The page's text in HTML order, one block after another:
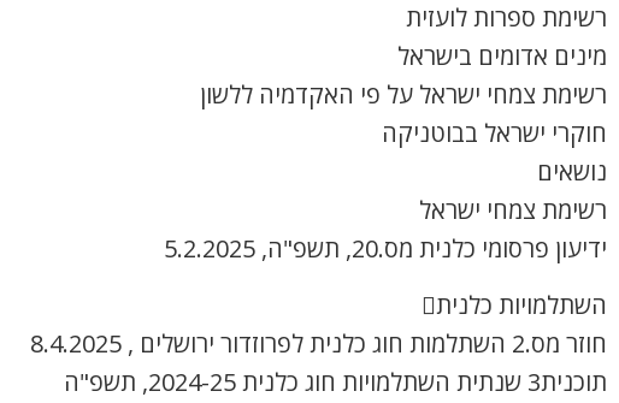
רשימת ספרות לועזית
מינים אדומים בישראל
רשימת צמחי ישראל על פי האקדמיה ללשון
חוקרי ישראל בבוטניקה
נושאים
רשימת צמחי ישראל
ידיעון פרסומי כלנית מס.20, תשפ"ה, 5.2.2025
השתלמויות כלנית
חוזר מס.2 השתלמות חוג כלנית לפרוזדור ירושלים , 8.4.2025
תוכנית3 שנתית השתלמויות חוג כלנית 2024-25, תשפ"ה